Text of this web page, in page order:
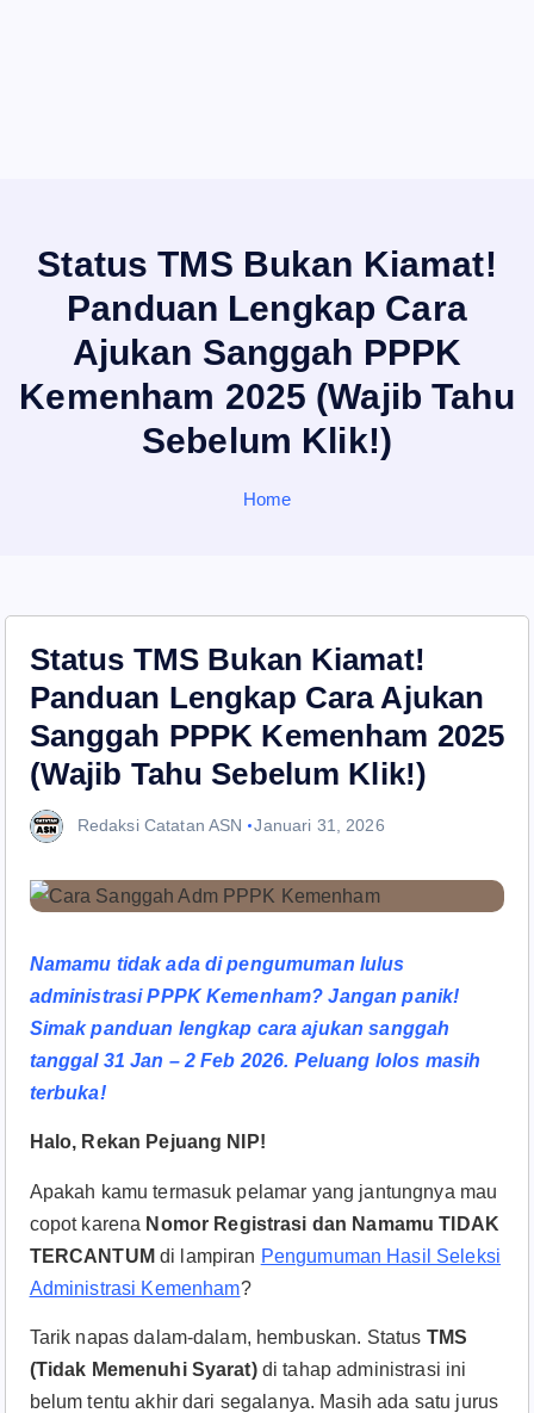
Status TMS Bukan Kiamat!
Panduan Lengkap Cara
Ajukan Sanggah PPPK
Kemenham 2025 (Wajib Tahu
Sebelum Klik!)
Home
Status TMS Bukan Kiamat!
Panduan Lengkap Cara Ajukan
Sanggah PPPK Kemenham 2025
(Wajib Tahu Sebelum Klik!)
Redaksi Catatan ASN Januari 31, 2026
Namamu tidak ada di pengumuman lulus
administrasi PPPK Kemenham? Jangan panik!
Simak panduan lengkap cara ajukan sanggah
tanggal 31 Jan – 2 Feb 2026. Peluang lolos masih
terbuka!
Halo, Rekan Pejuang NIP!
Apakah kamu termasuk pelamar yang jantungnya mau
copot karena Nomor Registrasi dan Namamu TIDAK
TERCANTUM di lampiran Pengumuman Hasil Seleksi
Administrasi Kemenham?
Tarik napas dalam-dalam, hembuskan. Status TMS
(Tidak Memenuhi Syarat)di tahap administrasi ini
belum tentu akhir dari segalanya. Masih ada satu jurus